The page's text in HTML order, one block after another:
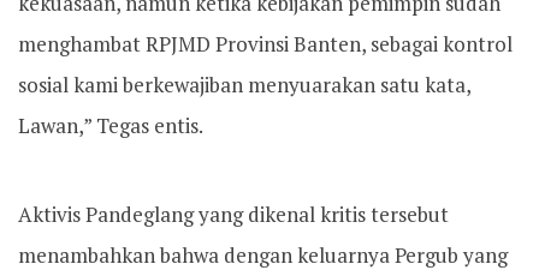
menghambat RPJMD Provinsi Banten, sebagai kontrol
sosial kami berkewajiban menyuarakan satu kata,
Lawan,” Tegas entis.
Aktivis Pandeglang yang dikenal kritis tersebut
menambahkan bahwa dengan keluarnya Pergub yang